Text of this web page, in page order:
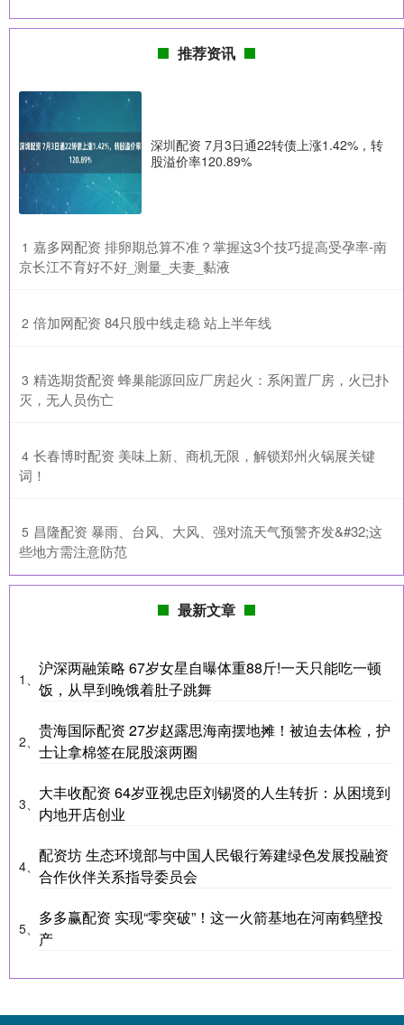
推荐资讯
深圳配资 7月3日通22转债上涨1.42%，转
股溢价率120.89%
1 ​嘉多网配资 排卵期总算不准？掌握这3个技巧提高受孕率-南
京长江不育好不好_测量_夫妻_黏液
2 ​倍加网配资 84只股中线走稳 站上半年线
3 ​精选期货配资 蜂巢能源回应厂房起火：系闲置厂房，火已扑
灭，无人员伤亡
4 ​长春博时配资 美味上新、商机无限，解锁郑州火锅展关键
词！
5 ​昌隆配资 暴雨、台风、大风、强对流天气预警齐发&#32;这
些地方需注意防范
最新文章
1、
沪深两融策略 67岁女星自曝体重88斤!一天只能吃一顿
饭，从早到晚饿着肚子跳舞
2、
贵海国际配资 27岁赵露思海南摆地摊！被迫去体检，护
士让拿棉签在屁股滚两圈
3、
大丰收配资 64岁亚视忠臣刘锡贤的人生转折：从困境到
内地开店创业
4、
配资坊 生态环境部与中国人民银行筹建绿色发展投融资
合作伙伴关系指导委员会
5、
多多赢配资 实现“零突破”！这一火箭基地在河南鹤壁投
产